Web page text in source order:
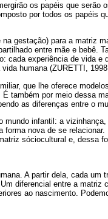
os papéis que serão
por todos os papéis
gestação) para a matriz
entre mãe e bebê.
cada experiência de vida e
humana (ZURETTI,
que lhe oferece
também por meio dessa
as diferenças entre o
infantil: a
nova de se
sóciocultural e, dessa
A partir dela, cada um
diferencial entre a matriz
ao nascimento.